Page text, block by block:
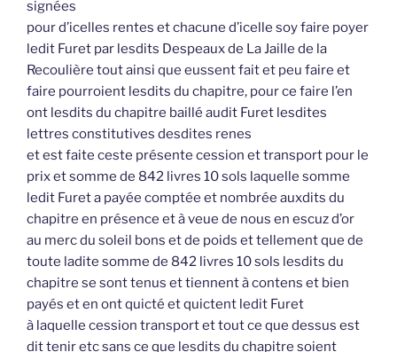
signées
pour d’icelles rentes et chacune d’icelle soy faire poyer
ledit Furet par lesdits Despeaux de La Jaille de la
Recoulière tout ainsi que eussent fait et peu faire et
faire pourroient lesdits du chapitre, pour ce faire l’en
ont lesdits du chapitre baillé audit Furet lesdites
lettres constitutives desdites renes
et est faite ceste présente cession et transport pour le
prix et somme de 842 livres 10 sols laquelle somme
ledit Furet a payée comptée et nombrée auxdits du
chapitre en présence et à veue de nous en escuz d’or
au merc du soleil bons et de poids et tellement que de
toute ladite somme de 842 livres 10 sols lesdits du
chapitre se sont tenus et tiennent à contens et bien
payés et en ont quicté et quictent ledit Furet
à laquelle cession transport et tout ce que dessus est
dit tenir etc sans ce que lesdits du chapitre soient